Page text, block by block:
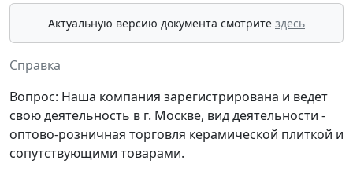
Актуальную версию документа смотрите здесь
Справка
Вопрос: Наша компания зарегистрирована и ведет
свою деятельность в г. Москве, вид деятельности -
оптово-розничная торговля керамической плиткой и
сопутствующими товарами.